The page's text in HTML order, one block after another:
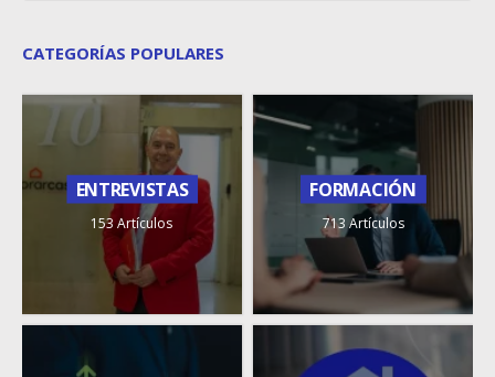
CATEGORÍAS POPULARES
ENTREVISTAS
153 Artículos
FORMACIÓN
713 Artículos